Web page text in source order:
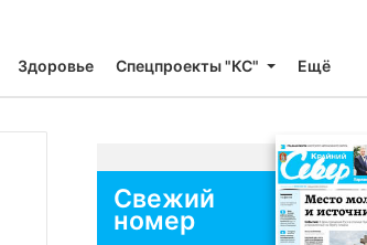
Здоровье Спецпроекты "КС" Ещё
Свежий
номер